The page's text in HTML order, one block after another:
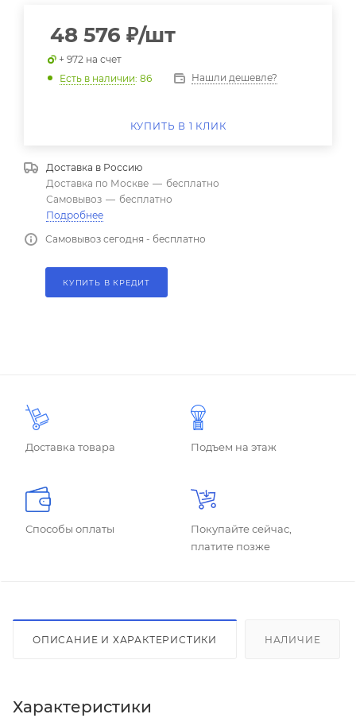
48 576 ₽/шт
+ 972 на счет
Есть в наличии: 86 Нашли дешевле?
КУПИТЬ В 1 КЛИК
Доставка в Россию
Доставка по Москве — бесплатно
Самовывоз — бесплатно
Подробнее
Самовывоз сегодня - бесплатно
КУПИТЬ В КРЕДИТ
Доставка товара Подъем на этаж
Способы оплаты
Покупайте сейчас,
платите позже
ОПИСАНИЕ И ХАРАКТЕРИСТИКИ НАЛИЧИЕ
Характеристики